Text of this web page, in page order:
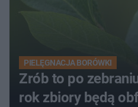
PIELĘGNACJA BORÓWKI
Zrób to po
rok zbiory będą